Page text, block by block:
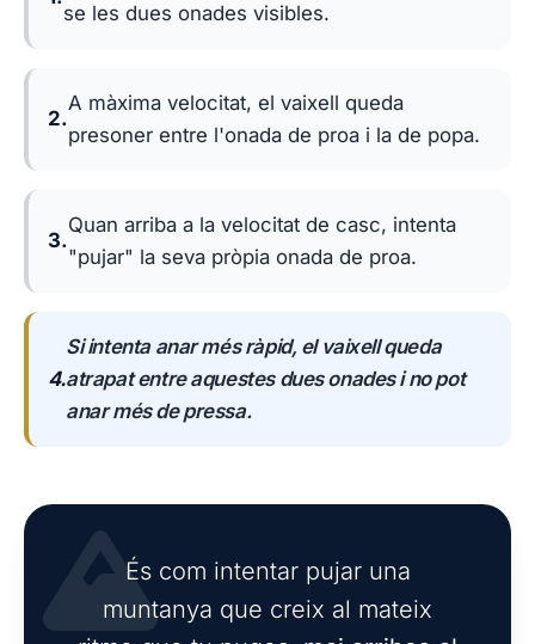
se les dues onades visibles.
2.
A màxima velocitat, el vaixell queda
presoner entre l'onada de proa i la de popa.
3.
Quan arriba a la velocitat de casc, intenta
"pujar" la seva pròpia onada de proa.
4.
Si intenta anar més ràpid, el vaixell queda
atrapat entre aquestes dues onades i no pot
anar més de pressa.
És com intentar pujar una
muntanya que creix al mateix